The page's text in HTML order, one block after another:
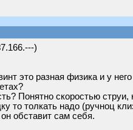
)
это разная физика и у
Понятно скоростью
то толкать надо (ручноц
обставит сам себя.